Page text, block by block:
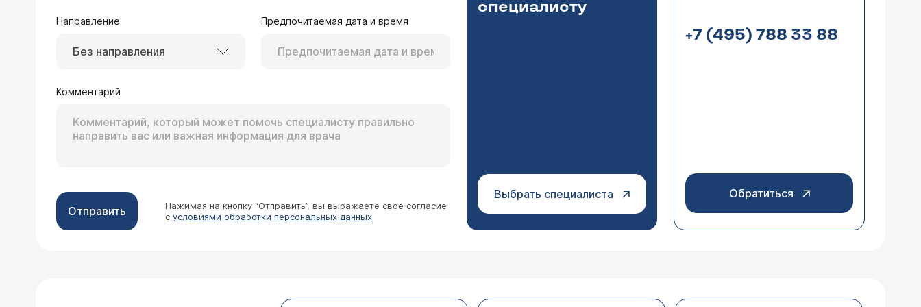
26.01.2009 Роза, 16 лет, Pavlodar
каких дозах это проводится?
Использование аутогемотерапии в сочетании с антибиотиком проводится только по назначению и под контролем
врача-специалиста. Потому никаких рекомендаций на этот счет не дам. Не занимайтесь самолечением.
Направление
Без направления
Предпочитаемая дата и время
Комментарий
Отправить
Нажимая на кнопку “Отправить”, вы выражаете свое согласие
с условиями обработки персональных данных
специалисту
Выбрать специалиста
+7 (495) 788 33 88
Обратиться